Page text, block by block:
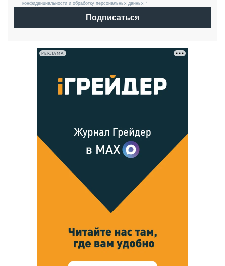
конфиденциальности и обработку персональных данных *
Подписаться
РЕКЛАМА